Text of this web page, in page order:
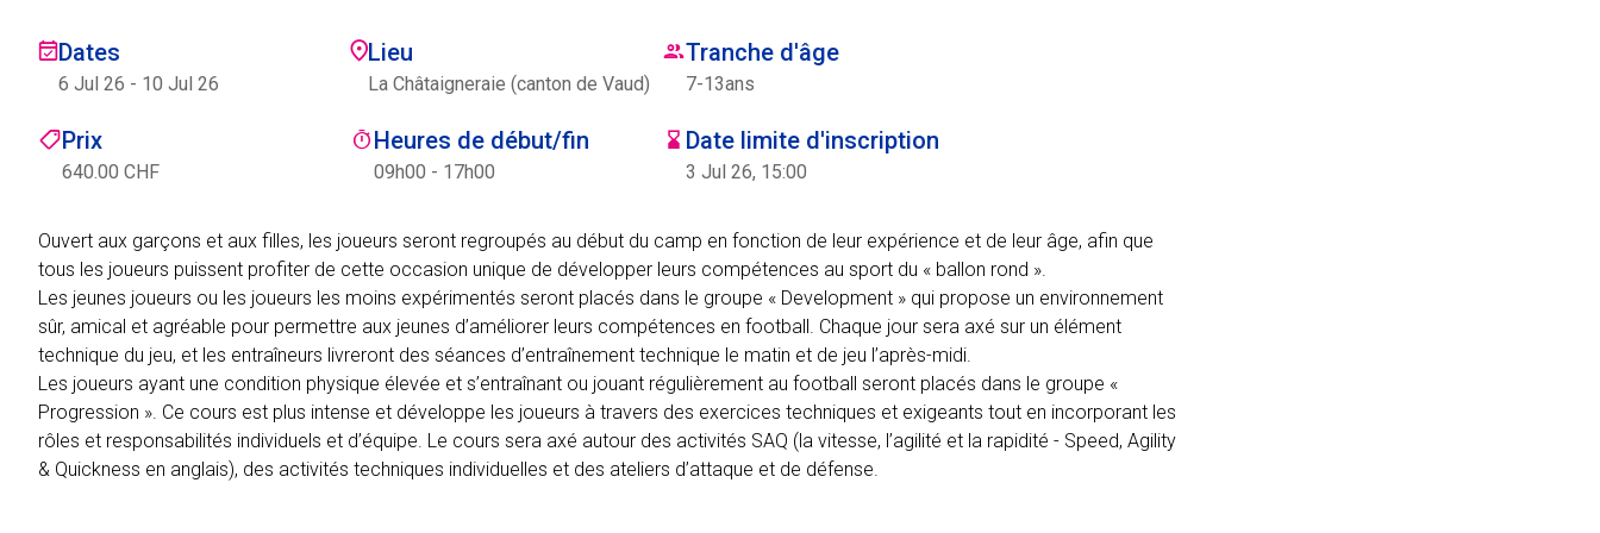
Dates
6 Jul 26 - 10 Jul 26
Lieu
La Châtaigneraie (canton de Vaud)
Tranche d'âge
7-13ans
Prix
640.00 CHF
Heures de début/fin
09h00 - 17h00
Date limite d'inscription
3 Jul 26, 15:00
Ouvert aux garçons et aux filles, les joueurs seront regroupés au début du camp en fonction de leur expérience et de leur âge, afin que
tous les joueurs puissent profiter de cette occasion unique de développer leurs compétences au sport du « ballon rond ».
Les jeunes joueurs ou les joueurs les moins expérimentés seront placés dans le groupe « Development » qui propose un environnement
sûr, amical et agréable pour permettre aux jeunes d’améliorer leurs compétences en football. Chaque jour sera axé sur un élément
technique du jeu, et les entraîneurs livreront des séances d’entraînement technique le matin et de jeu l’après-midi.
Les joueurs ayant une condition physique élevée et s’entraînant ou jouant régulièrement au football seront placés dans le groupe «
Progression ». Ce cours est plus intense et développe les joueurs à travers des exercices techniques et exigeants tout en incorporant les
rôles et responsabilités individuels et d’équipe. Le cours sera axé autour des activités SAQ (la vitesse, l’agilité et la rapidité - Speed, Agility
& Quickness en anglais), des activités techniques individuelles et des ateliers d’attaque et de défense.